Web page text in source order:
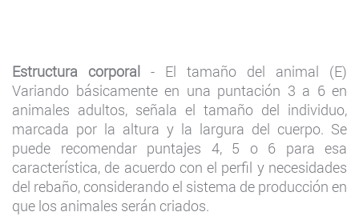
Estructura corporal - El tamaño del animal (E)
Variando básicamente en una puntación 3 a 6 en
animales adultos, señala el tamaño del individuo,
marcada por la altura y la largura del cuerpo. Se
puede recomendar puntajes 4, 5 o 6 para esa
característica, de acuerdo con el perfil y necesidades
del rebaño, considerando el sistema de producción en
que los animales serán criados.